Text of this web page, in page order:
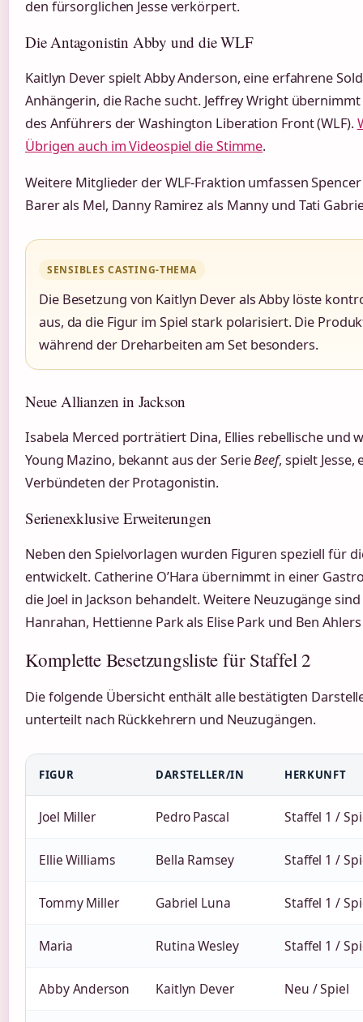
den fürsorglichen Jesse verkörpert.
Die Antagonistin Abby und die WLF
Kaitlyn Dever spielt Abby Anderson, eine erfahrene
Anhängerin, die Rache sucht. Jeffrey Wright
des Anführers der Washington Liberation Front (WLF).
Übrigen auch im Videospiel die Stimme.
Weitere Mitglieder der WLF-Fraktion umfassen
Barer als Mel, Danny Ramirez als Manny und Tati
SENSIBLES CASTING-THEMA
Die Besetzung von Kaitlyn Dever als Abby löste
aus, da die Figur im Spiel stark polarisiert. Die
während der Dreharbeiten am Set besonders.
Neue Allianzen in Jackson
Isabela Merced porträtiert Dina, Ellies rebellische und
Young Mazino, bekannt aus der SerieBeef, spielt
Verbündeten der Protagonistin.
Serienexklusive Erweiterungen
Neben den Spielvorlagen wurden Figuren speziell für
entwickelt. Catherine O’Hara übernimmt in einer
die Joel in Jackson behandelt. Weitere Neuzugänge
Hanrahan, Hettienne Park als Elise Park und Ben
Komplette Besetzungsliste für Staffel 2
Die folgende Übersicht enthält alle bestätigten
unterteilt nach Rückkehrern und Neuzugängen.
FIGUR DARSTELLER/IN HERKUNFT
Joel Miller Pedro Pascal Staffel 1 /
Ellie Williams Bella Ramsey Staffel 1 /
Tommy Miller Gabriel Luna Staffel 1 /
Maria Rutina Wesley Staffel 1 /
Abby Anderson Kaitlyn Dever Neu / Spiel